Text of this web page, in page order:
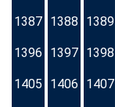
1387 1388 1389
1396 1397 1398
1405 1406 1407